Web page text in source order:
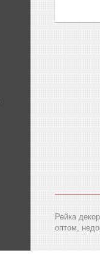
Рейка
оптом,